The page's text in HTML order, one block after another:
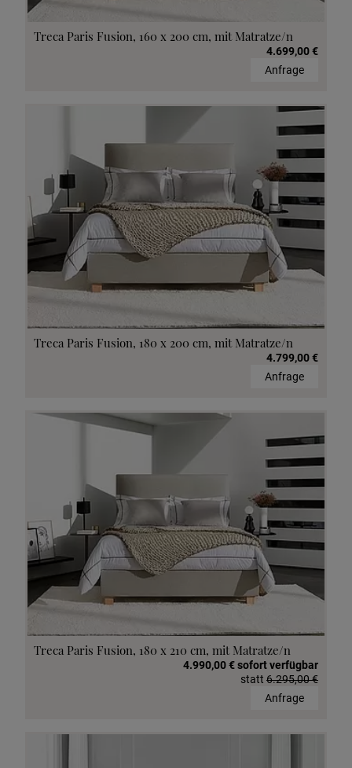
Treca Paris Fusion, 160 x 200 cm, mit Matratze/n
4.699,00 €
Anfrage
Treca Paris Fusion, 180 x 200 cm, mit Matratze/n
4.799,00 €
Anfrage
Treca Paris Fusion, 180 x 210 cm, mit Matratze/n
4.990,00 € sofort verfügbar
statt 6.295,00 €
Anfrage